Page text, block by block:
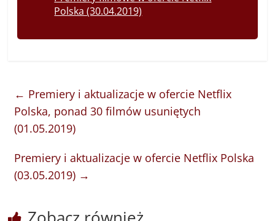
Polska (30.04.2019)
← Premiery i aktualizacje w ofercie Netflix
Polska, ponad 30 filmów usuniętych
(01.05.2019)
Premiery i aktualizacje w ofercie Netflix Polska
(03.05.2019) →